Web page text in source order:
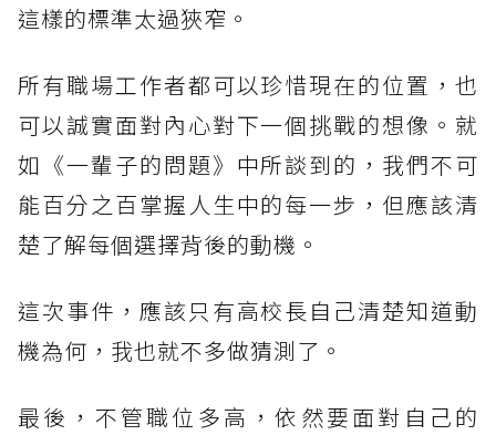
這樣的標準太過狹窄。
所有職場工作者都可以珍惜現在的位置，也
可以誠實面對內心對下一個挑戰的想像。就
如《一輩子的問題》中所談到的，我們不可
能百分之百掌握人生中的每一步，但應該清
楚了解每個選擇背後的動機。
這次事件，應該只有高校長自己清楚知道動
機為何，我也就不多做猜測了。
最後，不管職位多高，依然要面對自己的